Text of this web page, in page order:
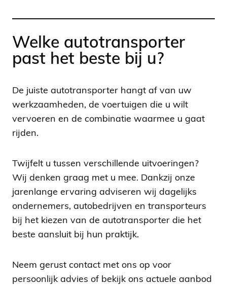
Welke autotransporter
past het beste bij u?
De juiste autotransporter hangt af van uw
werkzaamheden, de voertuigen die u wilt
vervoeren en de combinatie waarmee u gaat
rijden.
Twijfelt u tussen verschillende uitvoeringen?
Wij denken graag met u mee. Dankzij onze
jarenlange ervaring adviseren wij dagelijks
ondernemers, autobedrijven en transporteurs
bij het kiezen van de autotransporter die het
beste aansluit bij hun praktijk.
Neem gerust contact met ons op voor
persoonlijk advies of bekijk ons actuele aanbod